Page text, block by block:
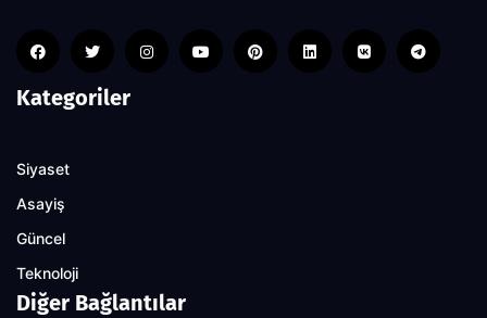
Kategoriler
Siyaset
Asayiş
Güncel
Teknoloji
Diğer Bağlantılar